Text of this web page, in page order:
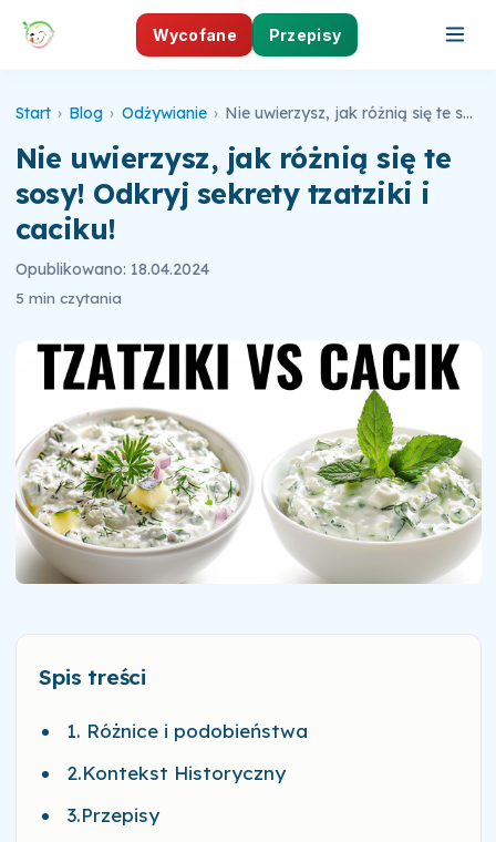
Wycofane Przepisy
Start › Blog › Odżywianie › Nie uwierzysz, jak różnią się te sosy! Odkryj sekrety tzatziki i caciku!
Nie uwierzysz, jak różnią się te
sosy! Odkryj sekrety tzatziki i
caciku!
Opublikowano: 18.04.2024
5 min czytania
Spis treści
1. Różnice i podobieństwa
2.Kontekst Historyczny
3.Przepisy